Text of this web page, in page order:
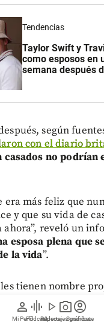
person
Mi Perfil
graphic_eq
Pódcast
play_arrow
Videos
photo_camera
Reportajes gráficos
account_circle
Suscríbete
Tendencias
Taylor Swift y
como esposos en
semana después
según
con el diario
casados no podrían
era más feliz que
y que su vida de
ahora”, reveló un
esposa plena que
la vida”.
tienen nombre
la cocina como
prepara cenas,